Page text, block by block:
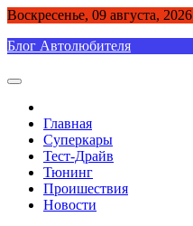
Skip
content
Воскресенье, 09 августа, 2026
Блог Автолюбителя
Главная
Суперкары
Тест-Драйв
Тюнинг
Проишествия
Новости